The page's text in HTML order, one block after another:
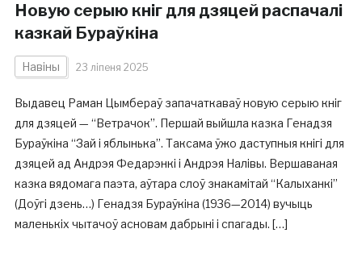
Новую серыю кніг для дзяцей распачалі
казкай Бураўкіна
Навіны 23 ліпеня 2025
Выдавец Раман Цымбераў запачаткаваў новую серыю кніг
для дзяцей — “Ветрачок”. Першай выйшла казка Генадзя
Бураўкіна “Зай і яблынька”. Таксама ўжо даступныя кнігі для
дзяцей ад Андрэя Федарэнкі і Андрэя Налівы. Вершаваная
казка вядомага паэта, аўтара слоў знакамітай “Калыханкі”
(Доўгі дзень…) Генадзя Бураўкіна (1936—2014) вучыць
маленькіх чытачоў асновам дабрыні і спагады. […]